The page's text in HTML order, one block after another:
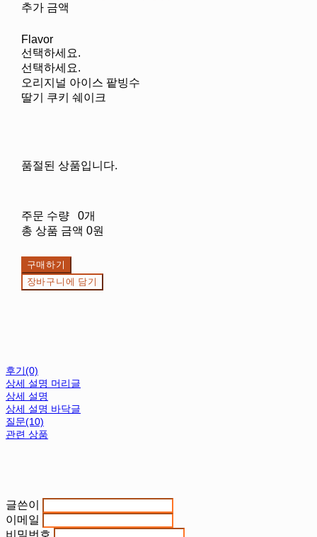
추가 금액
Flavor
선택하세요.
선택하세요.
오리지널 아이스 팥빙수
딸기 쿠키 쉐이크
품절된 상품입니다.
주문 수량
0개
총 상품 금액 0원
구매하기
장바구니에 담기
후기(0)
상세 설명 머리글
상세 설명
상세 설명 바닥글
질문(10)
관련 상품
글쓴이
이메일
비밀번호